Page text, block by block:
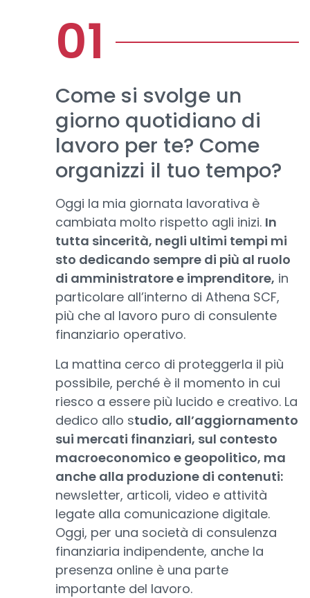
Come si svolge un
giorno quotidiano di
lavoro per te? Come
organizzi il tuo tempo?
Oggi la mia giornata lavorativa è
cambiata molto rispetto agli inizi. In
tutta sincerità, negli ultimi tempi mi
sto dedicando sempre di più al ruolo
di amministratore e imprenditore, in
particolare all’interno di Athena SCF,
più che al lavoro puro di consulente
finanziario operativo.
La mattina cerco di proteggerla il più
possibile, perché è il momento in cui
riesco a essere più lucido e creativo. La
dedico allo studio, all’aggiornamento
sui mercati finanziari, sul contesto
macroeconomico e geopolitico, ma
anche alla produzione di contenuti:
newsletter, articoli, video e attività
legate alla comunicazione digitale.
Oggi, per una società di consulenza
finanziaria indipendente, anche la
presenza online è una parte
importante del lavoro.